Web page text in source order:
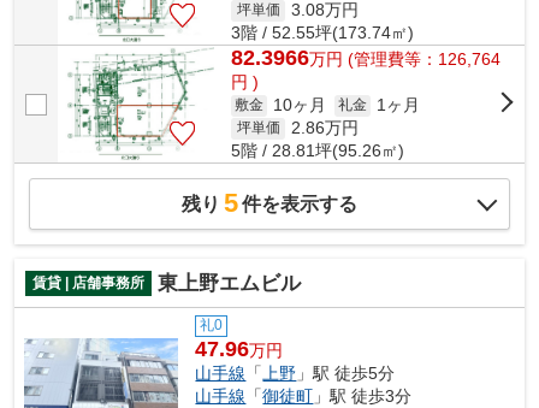
坪単価 3.08万円
3階 / 52.55坪(173.74㎡)
82.3966万円 (管理費等：126,764
円 )
敷金 10ヶ月 礼金 1ヶ月
坪単価 2.86万円
5階 / 28.81坪(95.26㎡)
残り 5件を表示する
賃貸 | 店舗事務所 東上野エムビル
礼0
47.96万円
山手線 「上野 」駅 徒歩5分
山手線 「御徒町 」駅 徒歩3分